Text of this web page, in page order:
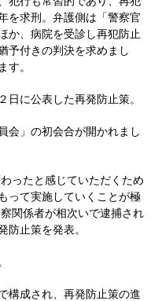
を求刑。弁護側は「警察官
か、病院を受診し再犯防止
予付きの判決を求めまし
す。
に公表した再発防止策。
会」の初会合が開かれまし
たと感じていただくため
って実施していくことが極
関係者が相次いで逮捕され
防止策を発表。
構成され、再発防止策の進